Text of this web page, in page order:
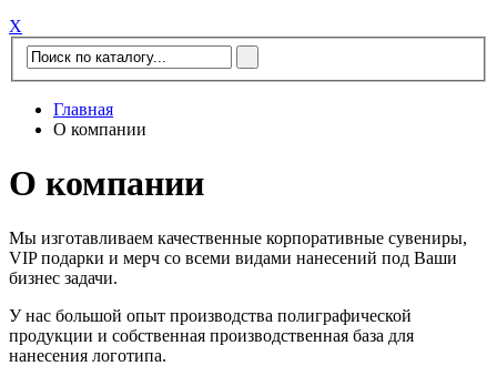
Х
Главная
О компании
О компании
Мы изготавливаем качественные корпоративные сувениры,
VIP подарки и мерч со всеми видами нанесений под Ваши
бизнес задачи.
У нас большой опыт производства полиграфической
продукции и собственная производственная база для
нанесения логотипа.